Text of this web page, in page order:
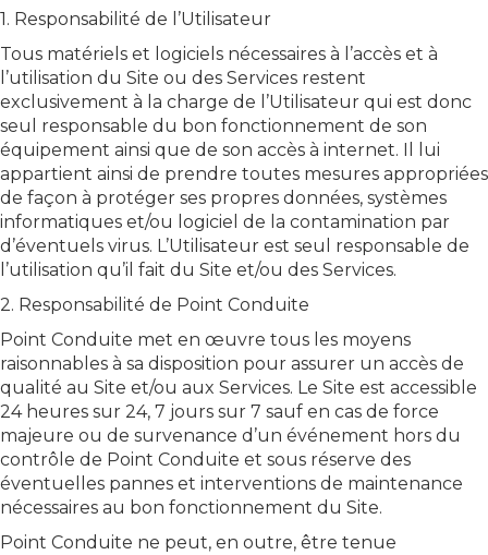
1. Responsabilité de l’Utilisateur
Tous matériels et logiciels nécessaires à l’accès et à
l’utilisation du Site ou des Services restent
exclusivement à la charge de l’Utilisateur qui est donc
seul responsable du bon fonctionnement de son
équipement ainsi que de son accès à internet. Il lui
appartient ainsi de prendre toutes mesures appropriées
de façon à protéger ses propres données, systèmes
informatiques et/ou logiciel de la contamination par
d’éventuels virus. L’Utilisateur est seul responsable de
l’utilisation qu’il fait du Site et/ou des Services.
2. Responsabilité de Point Conduite
Point Conduite met en œuvre tous les moyens
raisonnables à sa disposition pour assurer un accès de
qualité au Site et/ou aux Services. Le Site est accessible
24 heures sur 24, 7 jours sur 7 sauf en cas de force
majeure ou de survenance d’un événement hors du
contrôle de Point Conduite et sous réserve des
éventuelles pannes et interventions de maintenance
nécessaires au bon fonctionnement du Site.
Point Conduite ne peut, en outre, être tenue